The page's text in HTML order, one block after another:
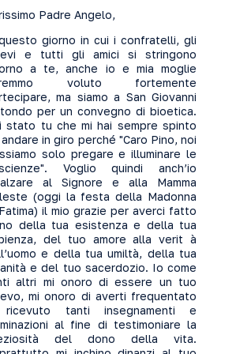
Padre Angelo,
giorno in cui i confratelli, gli
e tutti gli amici si stringono
a te, anche io e mia moglie
voluto fortemente
ma siamo a San Giovanni
per un convegno di bioetica.
stato tu che mi hai sempre spinto
in giro perché "Caro Pino, noi
solo pregare e illuminare le
Voglio quindi anch’io
al Signore e alla Mamma
(oggi la festa della Madonna
il mio grazie per averci fatto
della tua esistenza e della tua
del tuo amore alla verit à
e della tua umiltà, della tua
e del tuo sacerdozio. Io come
altri mi onoro di essere un tuo
mi onoro di averti frequentato
tanti insegnamenti e
al fine di testimoniare la
del dono della vita.